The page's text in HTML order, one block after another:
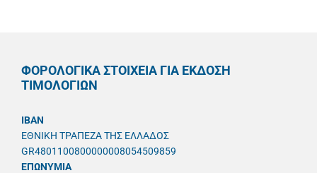
ΦΟΡΟΛΟΓΙΚΑ ΣΤΟΙΧΕΙΑ ΓΙΑ ΕΚΔΟΣΗ
ΤΙΜΟΛΟΓΙΩΝ
IBAN
ΕΘΝΙΚΗ ΤΡΑΠΕΖΑ ΤΗΣ ΕΛΛΑΔΟΣ
GR4801100800000008054509859
ΕΠΩΝΥΜΙΑ